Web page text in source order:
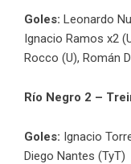
Goles: Leonardo
Ignacio Ramos x2
Rocco (U), Román
Río Negro 2 –
Goles: Ignacio
Diego Nantes (TyT)